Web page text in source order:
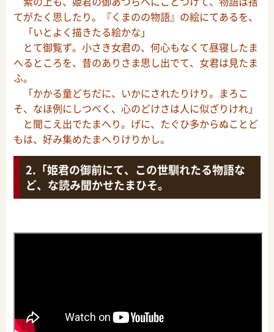
てがたく思したり。『くまのの物語』の絵にてあるを、
「いとよく描きたる絵かな」
とて御覧ず。小さき女君の、何心もなくて昼寝したま
へるところを、昔のありさま思し出でて、女君は見たま
ふ。
「かかる童どちだに、いかにされたりけり。まろこ
そ、なほ例にしつべく、心のどけさは人に似ざりけれ」
と聞こえ出でたまへり。げに、たぐひ多からぬことど
もは、好み集めたまへりけりかし。
「姫君の御前にて、この世馴れたる物語な
ど、な読み聞かせたまひそ。